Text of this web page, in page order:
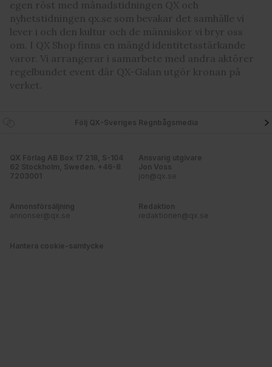
egen röst med månadstidningen QX och
nyhetstidningen qx.se som bevakar det samhälle vi
lever i och den kultur och de människor vi bryr oss
om. I QX Shop finns en mängd identitetsstärkande
varor. Vi arrangerar i samarbete med andra aktörer
regelbundet event där QX-Galan utgör kronan på
verket.
Följ QX-Sveriges Regnbågsmedia
QX Förlag AB Box 17 218, S-104
62 Stockholm, Sweden. +46-8
7203001
Ansvarig utgivare
Jon Voss
jon@qx.se
Annonsförsäljning
annonser@qx.se
Redaktion
redaktionen@qx.se
Hantera cookie-samtycke